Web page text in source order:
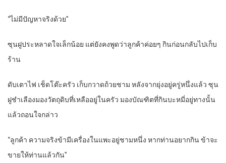
“ไม่มีปัญหาจริงด้วย”
ซุนฝูประหลาดใจเล็กน้อย แต่ยังคงพูดว่าลูกค้าค่อยๆ กินก่อนกลับไปเก็บ
ร้าน
ดับเตาไฟ เช็ดโต๊ะครัว เก็บกวาดถ้วยชาม หลังจากยุ่งอยู่ครู่หนึ่งแล้ว ซุน
ฝูชำเลืองมองวัตถุดิบที่เหลืออยู่ในครัว มองบัณฑิตที่กินบะหมี่อยู่ทางนั้น
แล้วถอนใจกล่าว
“ลูกค้า ความจริงข้ามีเครื่องในแพะอยู่ชามหนึ่ง หากท่านอยากกิน ข้าจะ
ขายให้ท่านแล้วกัน”